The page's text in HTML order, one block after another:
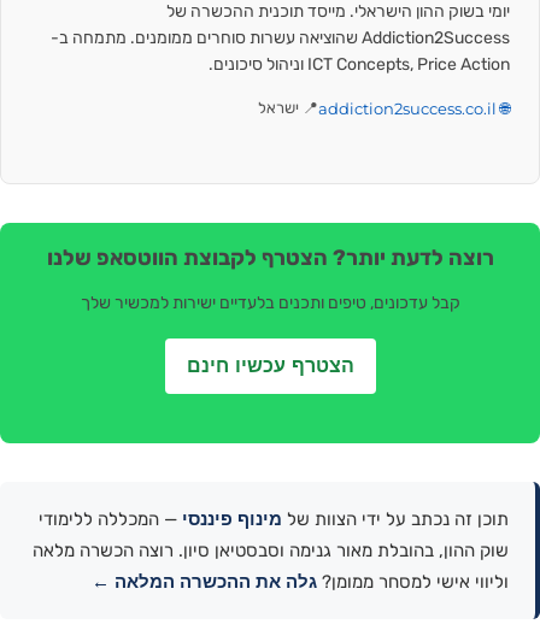
יומי בשוק ההון הישראלי. מייסד תוכנית ההכשרה של
Addiction2Success שהוציאה עשרות סוחרים ממומנים. מתמחה ב-
ICT Concepts, Price Action וניהול סיכונים.
🌐 addiction2success.co.il 📍 ישראל
רוצה לדעת יותר? הצטרף לקבוצת הווטסאפ שלנו
קבל עדכונים, טיפים ותכנים בלעדיים ישירות למכשיר שלך
הצטרף עכשיו חינם
תוכן זה נכתב על ידי הצוות של מינוף פיננסי — המכללה ללימודי
שוק ההון, בהובלת מאור גנימה וסבסטיאן סיון. רוצה הכשרה מלאה
וליווי אישי למסחר ממומן? גלה את ההכשרה המלאה ←